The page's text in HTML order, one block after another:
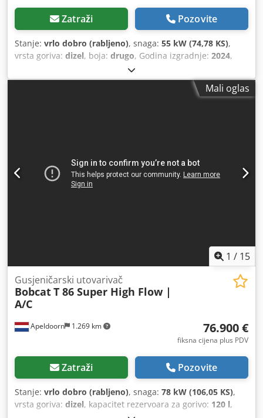
Zatraži Pozovite
Stanje: vrlo dobro (rabljeno), snaga: 55 kW (74,78 KS),
vrsta goriva: dizel, boja: drugo, Godina izgradnje: 2024,
klima-uređaj
Mali oglas
1 / 15
Apeldoorn 1.269 km
Gusjeničarski utovarivač
BobcatT 86 Super High Flow |
A/C
76.900 €
fiksna cijena plus PDV
Zatraži Pozovite
Stanje: vrlo dobro (rabljeno), snaga: 78 kW (106,05 KS),
vrsta goriva: dizel, kapacitet rezervoara za gorivo: 120 l,